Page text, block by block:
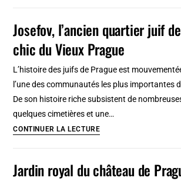
Naples
:
LE
poumon
vert
Josefov, l’ancien quartier juif
chic du Vieux Prague
L’histoire des juifs de Prague est
l’une des communautés les plus importantes
De son histoire riche subsistent de
quelques cimetières et une…
CONTINUER LA LECTUREJosefov,
juif
Jardin royal du château de